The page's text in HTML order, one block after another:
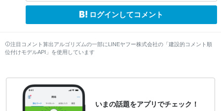
ログインしてコメント
注目コメント算出アルゴリズムの一部にLINEヤフー株式会社の「建設的コメント順
位付けモデルAPI」を使用しています
いまの話題をアプリでチェック！